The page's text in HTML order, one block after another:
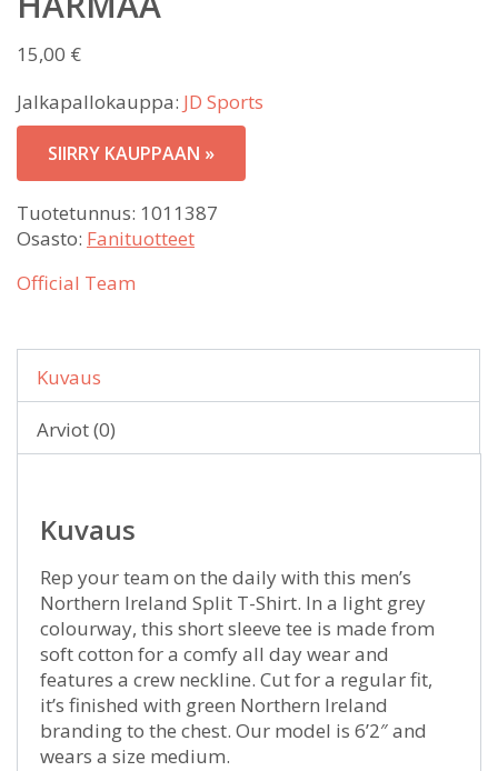
15,00 €
Jalkapallokauppa: JD Sports
SIIRRY KAUPPAAN »
Tuotetunnus: 1011387
Osasto: Fanituotteet
Official Team
Kuvaus
Arviot (0)
Kuvaus
Rep your team on the daily with this men’s
Northern Ireland Split T-Shirt. In a light grey
colourway, this short sleeve tee is made from
soft cotton for a comfy all day wear and
features a crew neckline. Cut for a regular fit,
it’s finished with green Northern Ireland
branding to the chest. Our model is 6’2″ and
wears a size medium.